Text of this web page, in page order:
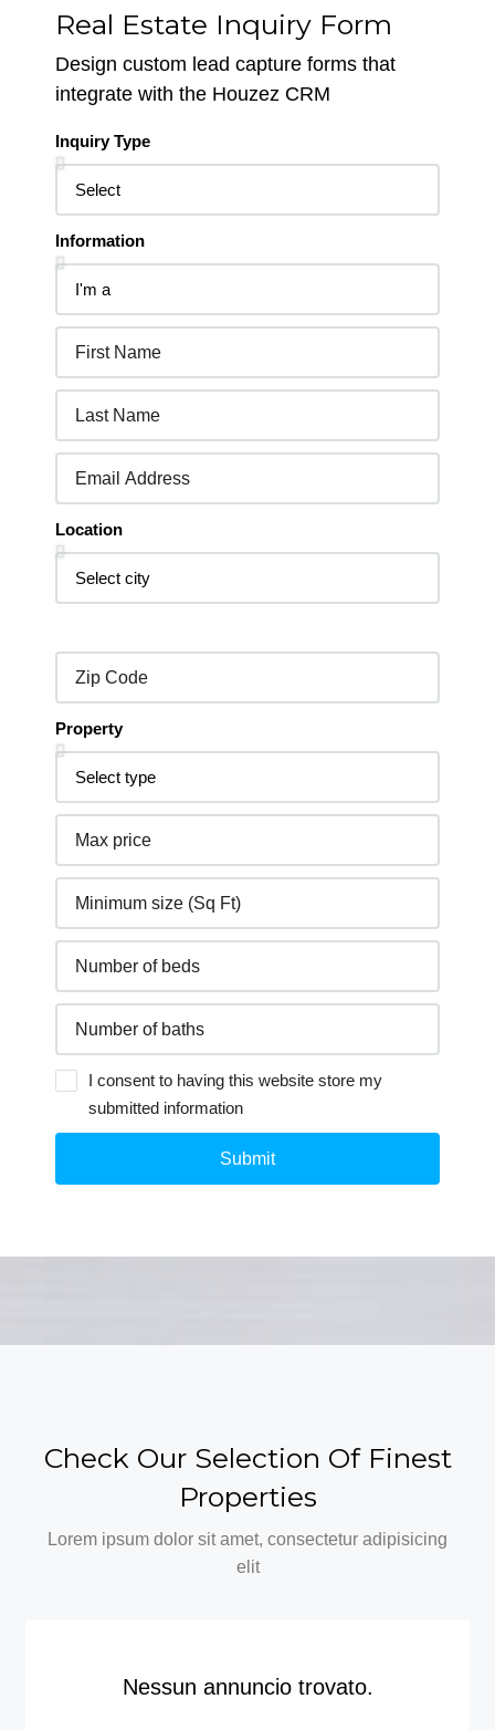
Real Estate Inquiry Form
Design custom lead capture forms that
integrate with the Houzez CRM
Inquiry Type
Information
Location
Property
I consent to having this website store my
submitted information
Submit
Check Our Selection Of Finest
Properties
Lorem ipsum dolor sit amet, consectetur adipisicing
elit
Nessun annuncio trovato.